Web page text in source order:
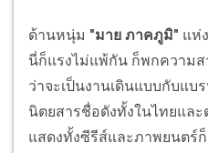
ด้านหนุ่ม "มาย ภาคภูมิ" แห่
นี่ก็แรงไม่แพ้กัน ก็พกความ
ว่าจะเป็นงานเดินแบบกับแบ
นิตยสารชื่อดังทั้งในไทยและ
แสดงทั้งซีรีส์และภาพยนตร์